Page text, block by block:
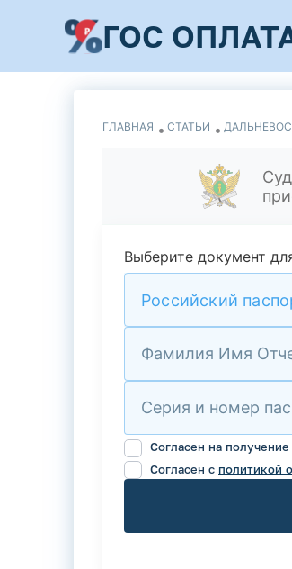
ГОС
ГЛАВНАЯ СТАТЬИ
Выберите документ
Российский
Фамилия Имя
Серия и номер
Согласен на
Согласен с политикой